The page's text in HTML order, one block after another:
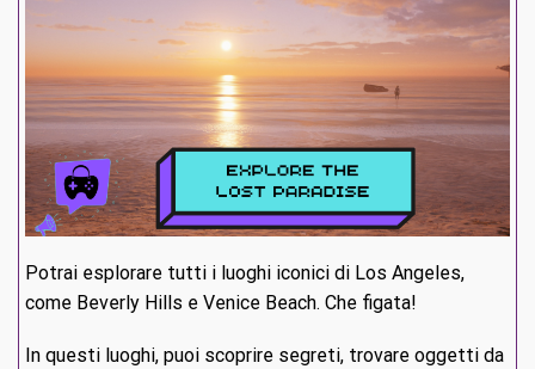
Potrai esplorare tutti i luoghi iconici di Los Angeles,
come Beverly Hills e Venice Beach. Che figata!
In questi luoghi, puoi scoprire segreti, trovare oggetti da